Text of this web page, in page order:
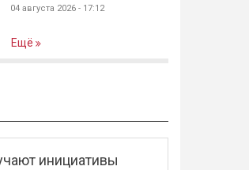
04 августа 2026 - 17:12
Ещё
инициативы